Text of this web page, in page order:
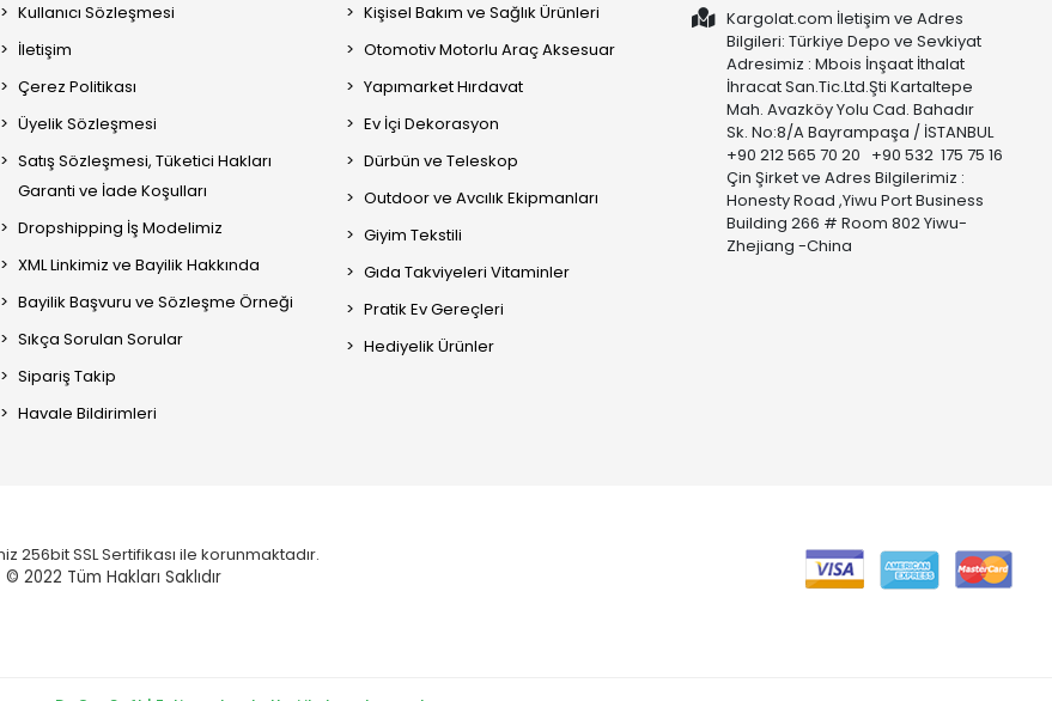
Kullanıcı Sözleşmesi
İletişim
Çerez Politikası
Üyelik Sözleşmesi
Satış Sözleşmesi, Tüketici Hakları
Garanti ve İade Koşulları
Dropshipping İş Modelimiz
XML Linkimiz ve Bayilik Hakkında
Bayilik Başvuru ve Sözleşme Örneği
Sıkça Sorulan Sorular
Sipariş Takip
Havale Bildirimleri
Kişisel Bakım ve Sağlık Ürünleri
Otomotiv Motorlu Araç Aksesuar
Yapımarket Hırdavat
Ev İçi Dekorasyon
Dürbün ve Teleskop
Outdoor ve Avcılık Ekipmanları
Giyim Tekstili
Gıda Takviyeleri Vitaminler
Pratik Ev Gereçleri
Hediyelik Ürünler
Kargolat.com İletişim ve Adres
Bilgileri: Türkiye Depo ve Sevkiyat
Adresimiz : Mbois İnşaat İthalat
İhracat San.Tic.Ltd.Şti Kartaltepe
Mah. Avazköy Yolu Cad. Bahadır
Sk. No:8/A Bayrampaşa / İSTANBUL
+90 212 565 70 20 +90 532 175 75 16
Çin Şirket ve Adres Bilgilerimiz :
Honesty Road ,Yiwu Port Business
Building 266 # Room 802 Yiwu-
Zhejiang -China
256bit SSL Sertifikası ile korunmaktadır.
© 2022 Tüm Hakları Saklıdır